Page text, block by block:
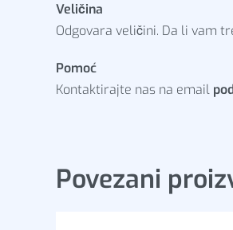
Veličina
Odgovara veličini. Da li vam
Pomoć
Kontaktirajte nas na email
Povezani